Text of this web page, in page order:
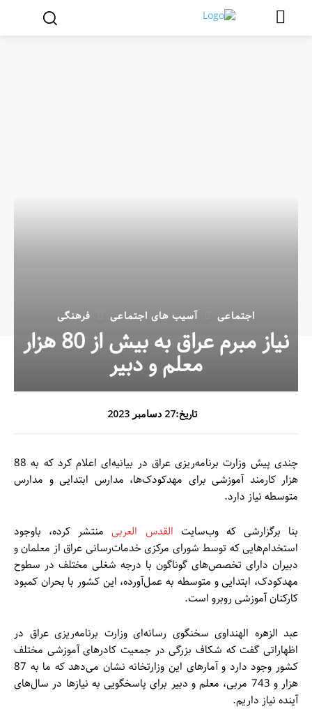
اجتماعی آسیب های اجتماعی فرهنگی
نیاز مبرم عراق به بیش از 80 هزار
معلم و دبیر
تاریخ:27 دسامبر 2023
چندی پیش وزارت برنامه‌ریزی عراق در بیانیه‌ای اعلام کرد که به 88
هزار کارمند آموزشی برای مهدکودک‌ها، مدارس ابتدایی و مدارس
متوسطه نیاز دارد.
بنا برگزارشی که وب‌سایت القدس العربیمنتشر کرده، باوجود
استخدام‌هایی که توسط شورای مرکزی خدمات‌رسانی عراق از معلمان و
دبیران دارای تخصص‌های گوناگون با درجه شغلی مختلف در سطوح
مهدکودک، ابتدایی و متوسطه به عمل‌آورده، این کشور با بحران کمبود
کارکنان آموزشی روبرو است.
عبد الزهره الهنداوی سخنگوی رسانه‌ای وزارت برنامه‌ریزی عراق در
اظهاراتی گفت که شکاف بزرگی در جمعیت کادرهای آموزشی مختلف
کشور وجود دارد و آمارهای این وزارتخانه نشان می‌دهد که ما به 87
هزار و 743 مربی، معلم و دبیر برای پاسخگویی به نیازها در سال‌های
آینده نیاز داریم.